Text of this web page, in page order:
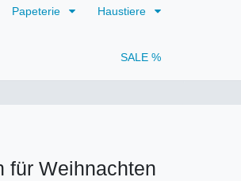
Papeterie Haustiere
SALE %
für Weihnachten